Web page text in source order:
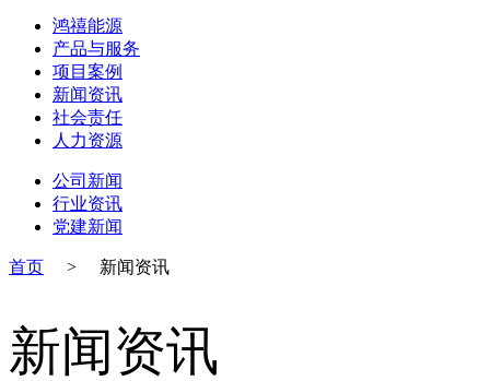
鸿禧能源
产品与服务
项目案例
新闻资讯
社会责任
人力资源
公司新闻
行业资讯
党建新闻
首页 > 新闻资讯
新闻资讯